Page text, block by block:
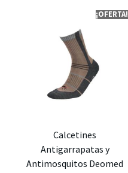
¡OFERTA!
Calcetines
Antigarrapatas y
Antimosquitos Deomed